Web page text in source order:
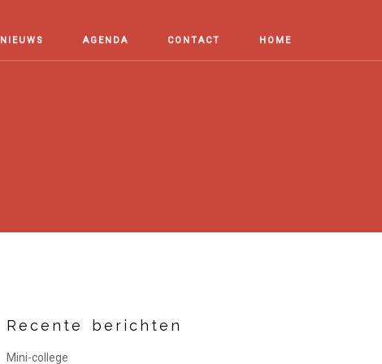
NIEUWS AGENDA CONTACT HOME
Recente berichten
Mini-college